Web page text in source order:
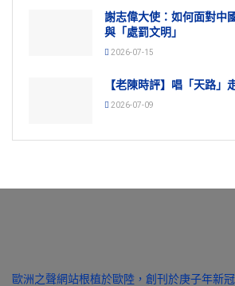
謝志偉大使：如何面對中
與「處罰文明」
2026-07-15
【老陳時評】唱「天路」
2026-07-09
歐洲之聲網站根植於歐陸，創刊於庚子年新